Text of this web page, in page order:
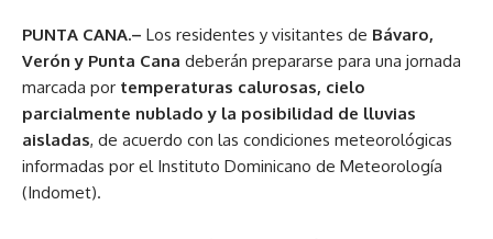
PUNTA CANA.– Los residentes y visitantes de Bávaro,
Verón y Punta Cana deberán prepararse para una jornada
marcada por temperaturas calurosas, cielo
parcialmente nublado y la posibilidad de lluvias
aisladas, de acuerdo con las condiciones meteorológicas
informadas por el Instituto Dominicano de Meteorología
(Indomet).